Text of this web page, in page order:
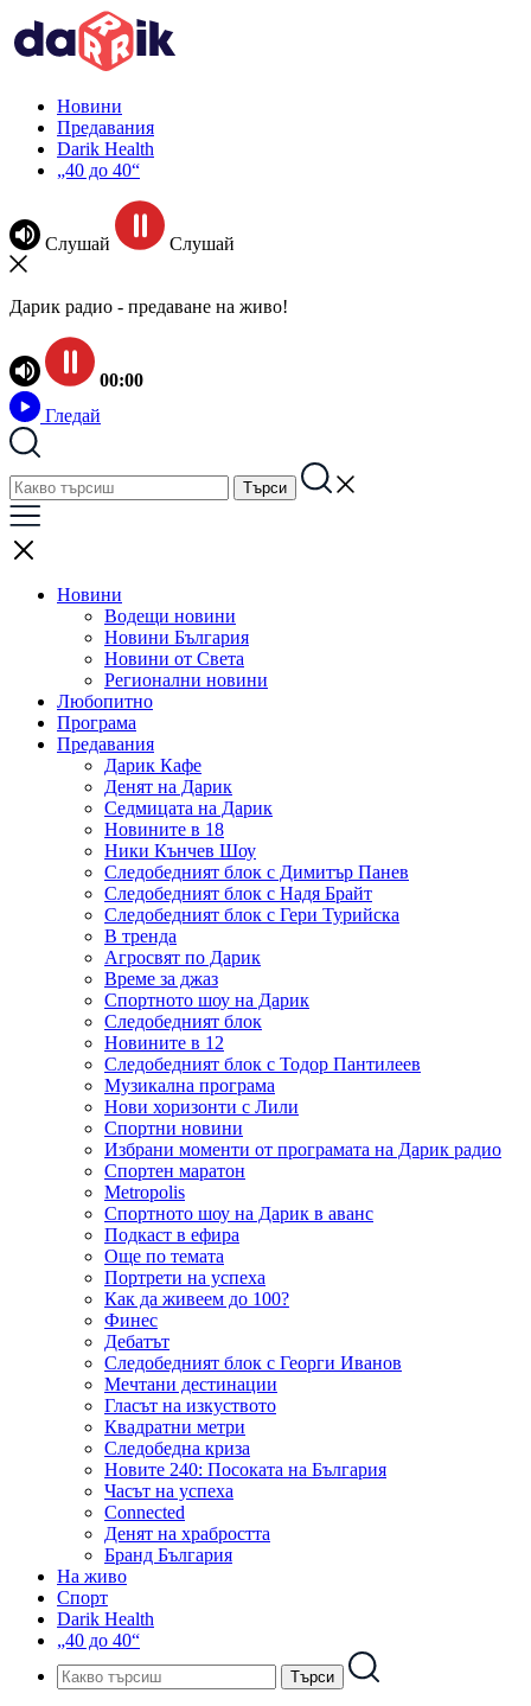
Новини
Предавания
Darik Health
„40 до 40“
Слушай Слушай
Дарик радио - предаване на живо!
00:00
Гледай
Новини
Водещи новини
Новини България
Новини от Света
Регионални новини
Любопитно
Програма
Предавания
Дарик Кафе
Денят на Дарик
Седмицата на Дарик
Новините в 18
Ники Кънчев Шоу
Следобедният блок с Димитър Панев
Следобедният блок с Надя Брайт
Следобедният блок с Гери Турийска
В тренда
Агросвят по Дарик
Време за джаз
Спортното шоу на Дарик
Следобедният блок
Новините в 12
Следобедният блок с Тодор Пантилеев
Музикална програма
Нови хоризонти с Лили
Спортни новини
Избрани моменти от програмата на Дарик радио
Спортен маратон
Metropolis
Спортното шоу на Дарик в аванс
Подкаст в ефира
Още по темата
Портрети на успеха
Как да живеем до 100?
Финес
Дебатът
Следобедният блок с Георги Иванов
Мечтани дестинации
Гласът на изкуството
Квадратни метри
Следобедна криза
Новите 240: Посоката на България
Часът на успеха
Connected
Денят на храбростта
Бранд България
На живо
Спорт
Darik Health
„40 до 40“